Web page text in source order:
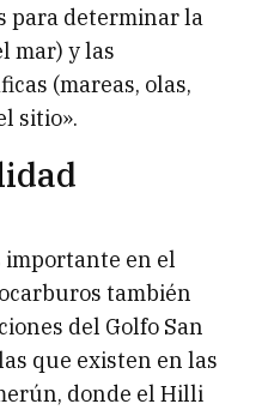
para determinar la
mar) y las
(mareas, olas,
sitio».
importante en el
también
del Golfo San
que existen en las
donde el Hilli